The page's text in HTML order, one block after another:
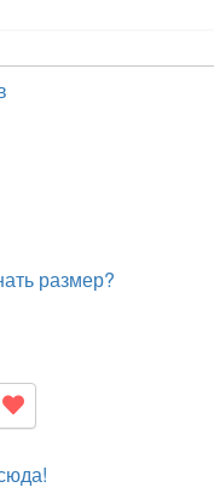
размер?